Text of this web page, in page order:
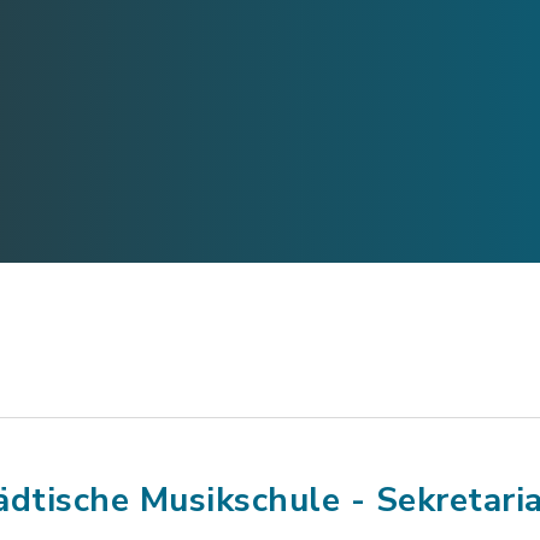
Musikschule -